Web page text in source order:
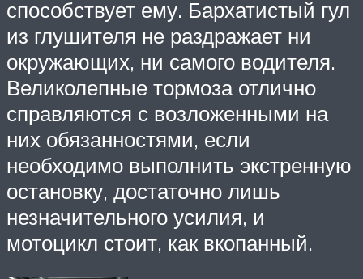
способствует ему. Бархатистый гул
из глушителя не раздражает ни
окружающих, ни самого водителя.
Великолепные тормоза отлично
справляются с возложенными на
них обязанностями, если
необходимо выполнить экстренную
остановку, достаточно лишь
незначительного усилия, и
мотоцикл стоит, как вкопанный.